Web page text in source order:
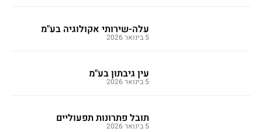
עלה-שירותי אקולוגיה בע"מ
5 בינואר 2026
עין גיבתון בע"מ
5 בינואר 2026
תובל פתרונות תפעוליים
5 בינואר 2026